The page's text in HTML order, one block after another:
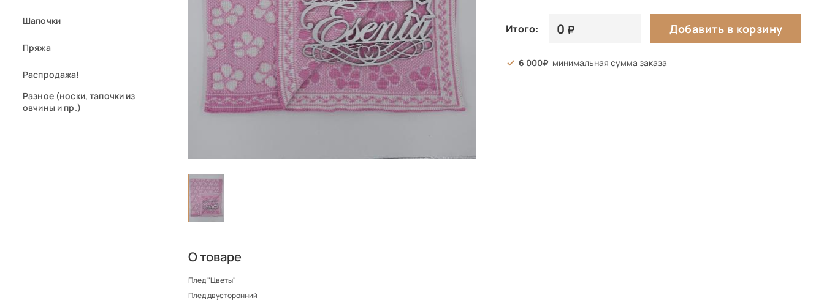
Шапочки
Пряжа
Распродажа!
Разное (носки, тапочки из
овчины и пр.)
О товаре
Плед "Цветы"
Плед двусторонний
Итого: 0 Добавить в корзину
6 000 минимальная сумма заказа